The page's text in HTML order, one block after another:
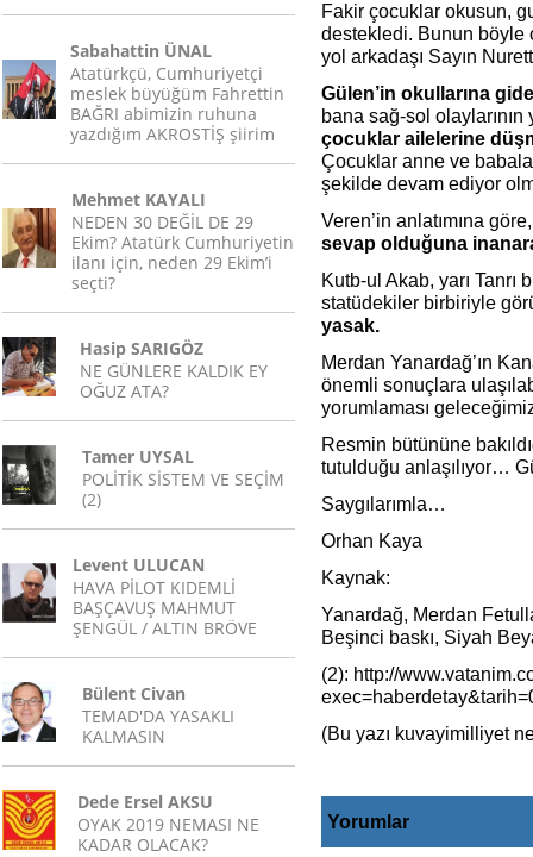
Sabahattin ÜNAL
Atatürkçü, Cumhuriyetçi
meslek büyüğüm Fahrettin
BAĞRI abimizin ruhuna
yazdığım AKROSTİŞ şiirim
Mehmet KAYALI
NEDEN 30 DEĞİL DE 29
Ekim? Atatürk Cumhuriyetin
ilanı için, neden 29 Ekim’i
seçti?
Hasip SARIGÖZ
NE GÜNLERE KALDIK EY
OĞUZ ATA?
Tamer UYSAL
POLİTİK SİSTEM VE SEÇİM
(2)
Levent ULUCAN
HAVA PİLOT KIDEMLİ
BAŞÇAVUŞ MAHMUT
ŞENGÜL / ALTIN BRÖVE
Bülent Civan
TEMAD'DA YASAKLI
KALMASIN
Dede Ersel AKSU
OYAK 2019 NEMASI NE
KADAR OLACAK?
Fakir çocuklar okusun,
destekledi. Bunun böyle
yol arkadaşı Sayın
Gülen’in okullarına
bana sağ-sol
çocuklar ailelerine
Çocuklar anne ve
şekilde devam ediyor
Veren’in anlatımına
sevap olduğuna
Kutb-ul Akab, yarı
statüdekiler birbiriyle
yasak.
Merdan Yanardağ’ın
önemli sonuçlara
yorumlaması
Resmin bütününe
tutulduğu anlaşılıyor…
Saygılarımla…
Orhan Kaya
Kaynak:
Yanardağ, Merdan
Beşinci baskı, Siyah
(2): http://
(Bu yazı kuvayimilliyet
Yorumlar